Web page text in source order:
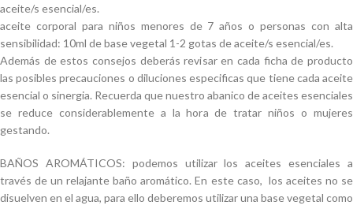
aceite/s esencial/es.
aceite corporal para niños menores de 7 años o personas con alta
sensibilidad: 10ml de base vegetal 1-2 gotas de aceite/s esencial/es.
Además de estos consejos deberás revisar en cada ficha de producto
las posibles precauciones o diluciones especificas que tiene cada aceite
esencial o sinergia. Recuerda que nuestro abanico de aceites esenciales
se reduce considerablemente a la hora de tratar niños o mujeres
gestando.
BAÑOS AROMÁTICOS: podemos utilizar los aceites esenciales a
través de un relajante baño aromático. En este caso, los aceites no se
disuelven en el agua, para ello deberemos utilizar una base vegetal como